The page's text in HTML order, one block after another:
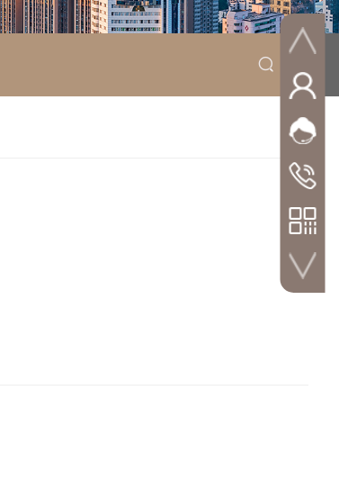
网站客
邓经
全国咨
区域经
销售总
135-